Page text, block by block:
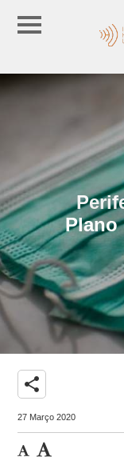
Plano
share
27 Março 2020